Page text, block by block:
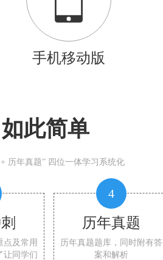
手机移动版
此简单
历年真题” 四位一体学习系统化
点及常用
让同学们
4
历年真题
历年真题题库，同时附有答
案和解析